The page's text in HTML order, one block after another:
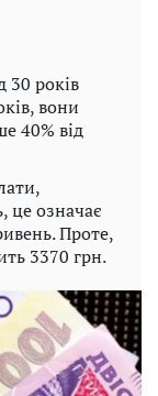
років
вони
40% від
це означає
Проте,
3370 грн.